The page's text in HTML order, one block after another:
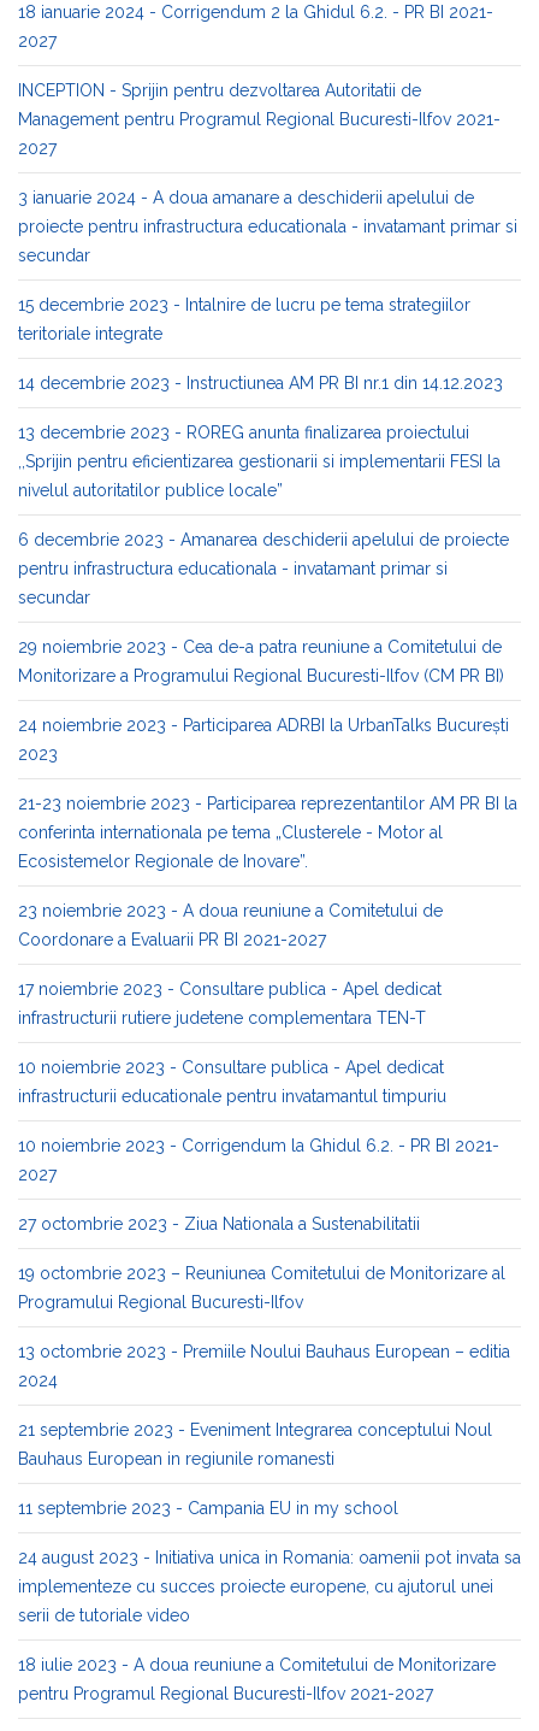
18 ianuarie 2024 - Corrigendum 2 la Ghidul 6.2. - PR BI 2021-
2027
INCEPTION - Sprijin pentru dezvoltarea Autoritatii de
Management pentru Programul Regional Bucuresti-Ilfov 2021-
2027
3 ianuarie 2024 - A doua amanare a deschiderii apelului de
proiecte pentru infrastructura educationala - invatamant primar si
secundar
15 decembrie 2023 - Intalnire de lucru pe tema strategiilor
teritoriale integrate
14 decembrie 2023 - Instructiunea AM PR BI nr.1 din 14.12.2023
13 decembrie 2023 - ROREG anunta finalizarea proiectului
,,Sprijin pentru eficientizarea gestionarii si implementarii FESI la
nivelul autoritatilor publice locale”
6 decembrie 2023 - Amanarea deschiderii apelului de proiecte
pentru infrastructura educationala - invatamant primar si
secundar
29 noiembrie 2023 - Cea de-a patra reuniune a Comitetului de
Monitorizare a Programului Regional Bucuresti-Ilfov (CM PR BI)
24 noiembrie 2023 - Participarea ADRBI la UrbanTalks București
2023
21-23 noiembrie 2023 - Participarea reprezentantilor AM PR BI la
conferinta internationala pe tema „Clusterele - Motor al
Ecosistemelor Regionale de Inovare”.
23 noiembrie 2023 - A doua reuniune a Comitetului de
Coordonare a Evaluarii PR BI 2021-2027
17 noiembrie 2023 - Consultare publica - Apel dedicat
infrastructurii rutiere judetene complementara TEN-T
10 noiembrie 2023 - Consultare publica - Apel dedicat
infrastructurii educationale pentru invatamantul timpuriu
10 noiembrie 2023 - Corrigendum la Ghidul 6.2. - PR BI 2021-
2027
27 octombrie 2023 - Ziua Nationala a Sustenabilitatii
19 octombrie 2023 – Reuniunea Comitetului de Monitorizare al
Programului Regional Bucuresti-Ilfov
13 octombrie 2023 - Premiile Noului Bauhaus European – editia
2024
21 septembrie 2023 - Eveniment Integrarea conceptului Noul
Bauhaus European in regiunile romanesti
11 septembrie 2023 - Campania EU in my school
24 august 2023 - Initiativa unica in Romania: oamenii pot invata sa
implementeze cu succes proiecte europene, cu ajutorul unei
serii de tutoriale video
18 iulie 2023 - A doua reuniune a Comitetului de Monitorizare
pentru Programul Regional Bucuresti-Ilfov 2021-2027